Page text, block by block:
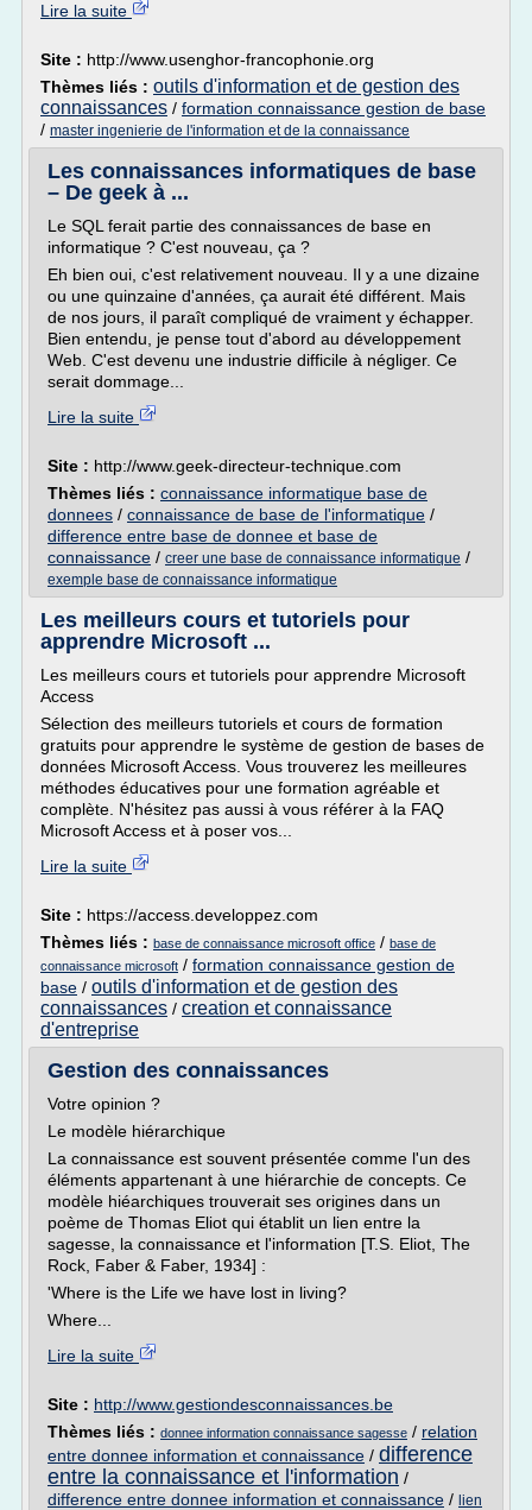
Lire la suite
Site : http://www.usenghor-francophonie.org
Thèmes liés : outils d'information et de gestion des
connaissances / formation connaissance gestion de base
/ master ingenierie de l'information et de la connaissance
Les connaissances informatiques de base
– De geek à ...
Le SQL ferait partie des connaissances de base en
informatique ? C'est nouveau, ça ?
Eh bien oui, c'est relativement nouveau. Il y a une dizaine
ou une quinzaine d'années, ça aurait été différent. Mais
de nos jours, il paraît compliqué de vraiment y échapper.
Bien entendu, je pense tout d'abord au développement
Web. C'est devenu une industrie difficile à négliger. Ce
serait dommage...
Lire la suite
Site : http://www.geek-directeur-technique.com
Thèmes liés : connaissance informatique base de
donnees / connaissance de base de l'informatique /
difference entre base de donnee et base de
connaissance / creer une base de connaissance informatique /
exemple base de connaissance informatique
Les meilleurs cours et tutoriels pour
apprendre Microsoft ...
Les meilleurs cours et tutoriels pour apprendre Microsoft
Access
Sélection des meilleurs tutoriels et cours de formation
gratuits pour apprendre le système de gestion de bases de
données Microsoft Access. Vous trouverez les meilleures
méthodes éducatives pour une formation agréable et
complète. N'hésitez pas aussi à vous référer à la FAQ
Microsoft Access et à poser vos...
Lire la suite
Site : https://access.developpez.com
Thèmes liés : base de connaissance microsoft office / base de
connaissance microsoft / formation connaissance gestion de
base / outils d'information et de gestion des
connaissances / creation et connaissance
d'entreprise
Gestion des connaissances
Votre opinion ?
Le modèle hiérarchique
La connaissance est souvent présentée comme l'un des
éléments appartenant à une hiérarchie de concepts. Ce
modèle hiéarchiques trouverait ses origines dans un
poème de Thomas Eliot qui établit un lien entre la
sagesse, la connaissance et l'information [T.S. Eliot, The
Rock, Faber & Faber, 1934] :
'Where is the Life we have lost in living?
Where...
Lire la suite
Site : http://www.gestiondesconnaissances.be
Thèmes liés : donnee information connaissance sagesse / relation
entre donnee information et connaissance / difference
entre la connaissance et l'information /
difference entre donnee information et connaissance / lien